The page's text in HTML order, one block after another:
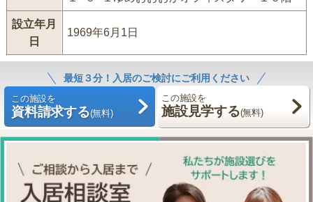
設立年月
日
1969年6月1日
最短３分！入居のご検討にご利用ください
この施設を
資料請求する(無料)
この施設を
施設見学する(無料)